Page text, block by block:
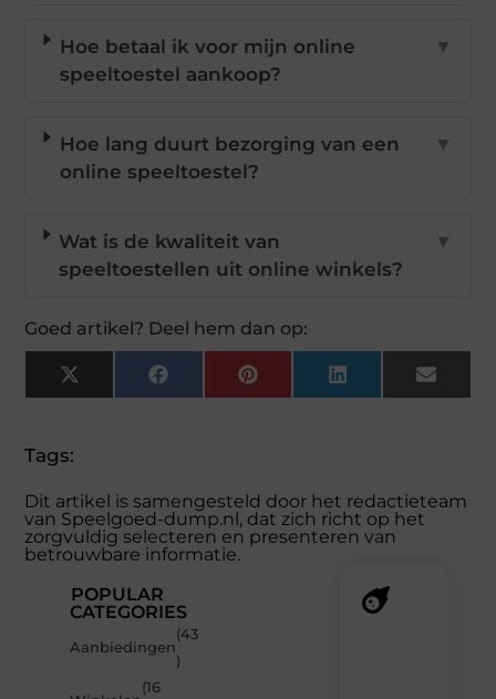
Hoe betaal ik voor mijn online
speeltoestel aankoop?
▼
Hoe lang duurt bezorging van een
online speeltoestel?
▼
Wat is de kwaliteit van
speeltoestellen uit online winkels?
▼
Goed artikel? Deel hem dan op:
X
(Twitter)
FacebookPinterestLinkedInEmail
Tags:
Dit artikel is samengesteld door het redactieteam
van Speelgoed-dump.nl, dat zich richt op het
zorgvuldig selecteren en presenteren van
betrouwbare informatie.
POPULAR
CATEGORIES
Aanbiedingen
(43
)
(16